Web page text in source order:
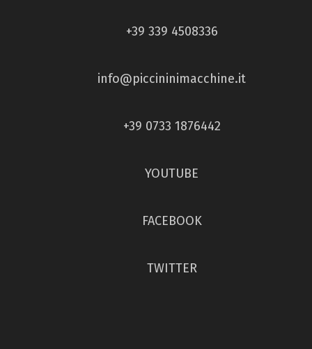
+39 339 4508336
info@piccininimacchine.it
+39 0733 1876442
YOUTUBE
FACEBOOK
TWITTER